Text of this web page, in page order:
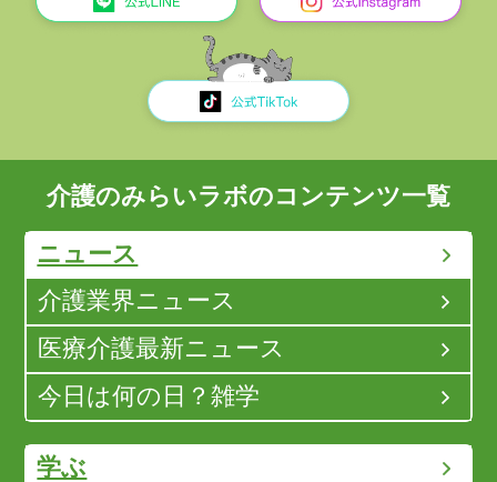
介護のみらいラボのコンテンツ一覧
ニュース
介護業界ニュース
医療介護最新ニュース
今日は何の日？雑学
学ぶ